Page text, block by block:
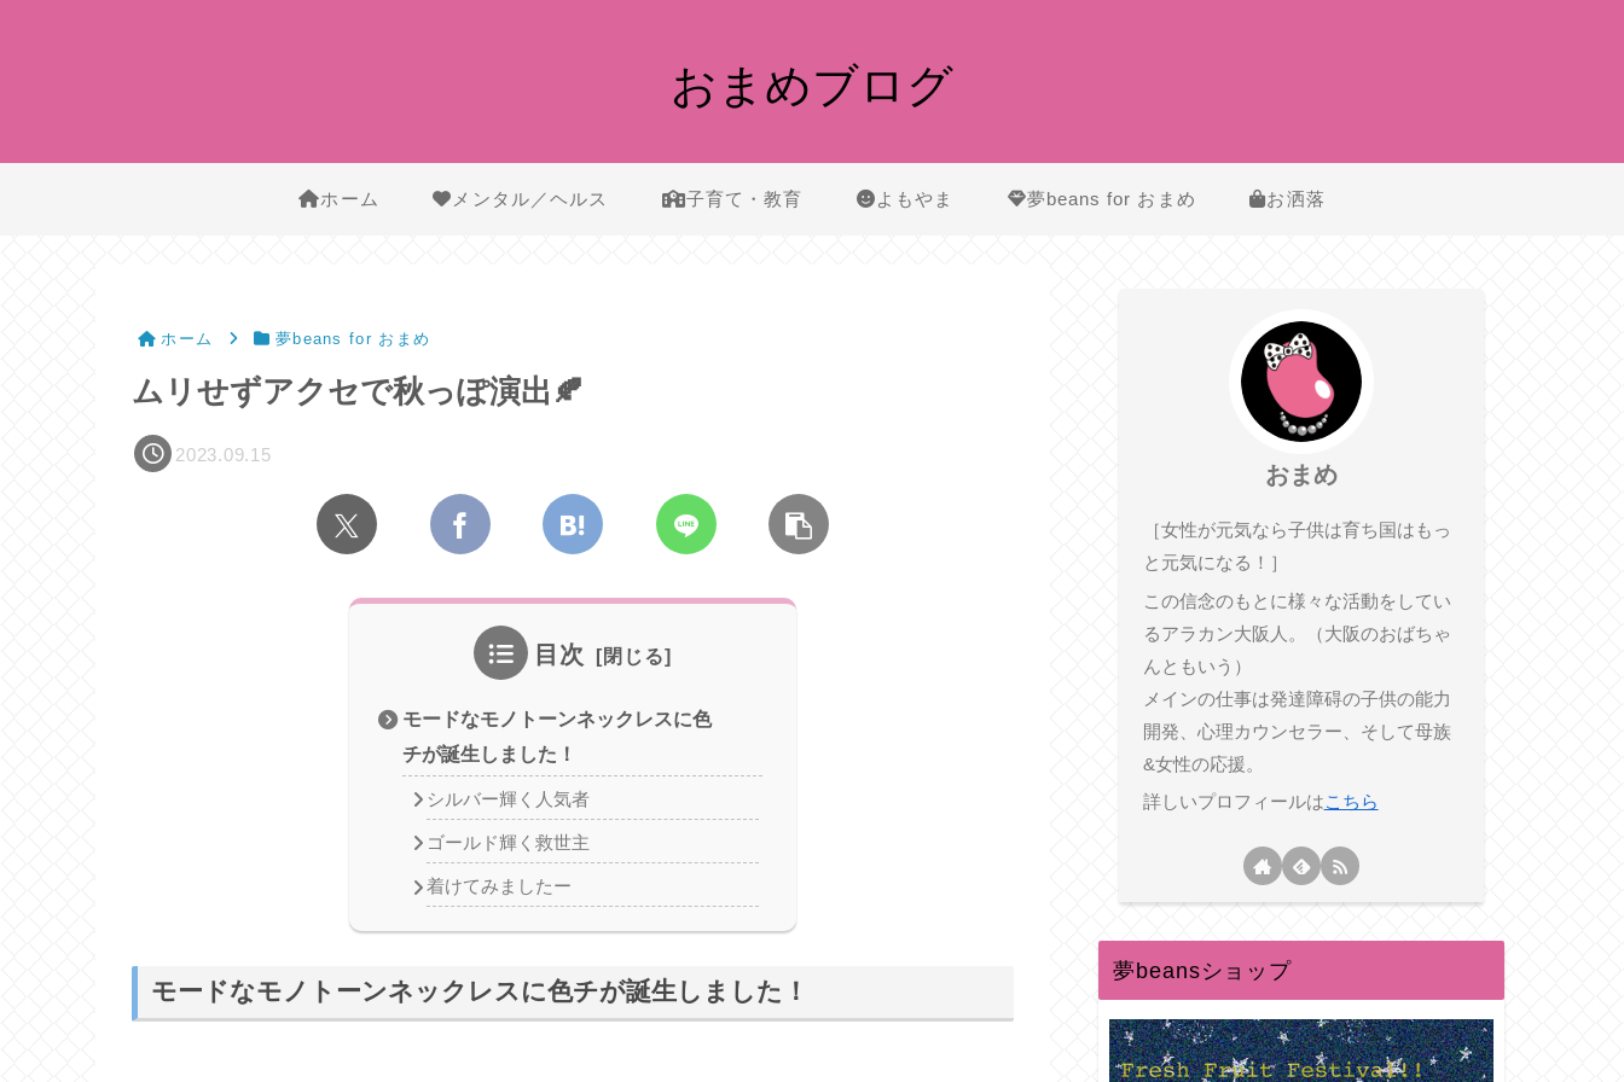
おまめブログ
ホーム メンタル／ヘルス 子育て・教育 よもやま 夢beans for おまめ お洒落
ホーム 夢beans for おまめ
ムリせずアクセで秋っぽ演出🍂
2023.09.15
目次
モードなモノトーンネックレスに色
チが誕生しました！
シルバー輝く人気者
ゴールド輝く救世主
着けてみましたー
モードなモノトーンネックレスに色チが誕生しました！
おまめ
［女性が元気なら子供は育ち国はもっ
と元気になる！］
この信念のもとに様々な活動をしてい
るアラカン大阪人。（大阪のおばちゃ
んともいう）
メインの仕事は発達障碍の子供の能力
開発、心理カウンセラー、そして母族
&女性の応援。
詳しいプロフィールはこちら
夢beansショップ